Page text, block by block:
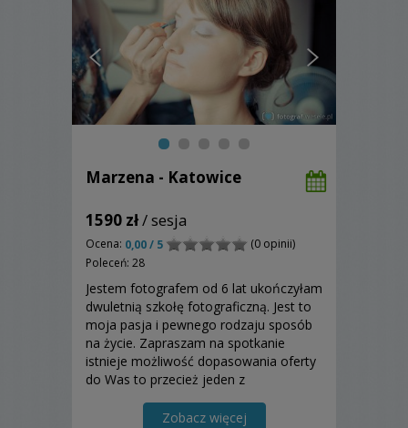
Marzena - Katowice
1590 zł/ sesja
Ocena: 0,00 / 5
(0 opinii)
Poleceń: 28
Jestem fotografem od 6 lat ukończyłam
dwuletnią szkołę fotograficzną. Jest to
moja pasja i pewnego rodzaju sposób
na życie. Zapraszam na spotkanie
istnieje możliwość dopasowania oferty
do Was to przecież jeden z
wspólnym życiu.Zobacz więcej